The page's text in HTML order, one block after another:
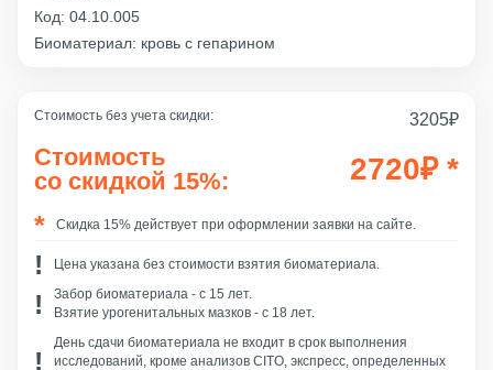
Стоимость без учета скидки: 3205₽
Стоимость
со скидкой 15%:
2720₽ *
Скидка 15% действует при оформлении заявки на сайте.
Цена указана без стоимости взятия биоматериала.
Забор биоматериала - c 15 лет.
Взятие урогенитальных мазков - с 18 лет.
День сдачи биоматериала не входит в срок выполнения
исследований, кроме анализов CITO, экспресс, определенных
Код: 04.10.005
Биоматериал: кровь с гепарином